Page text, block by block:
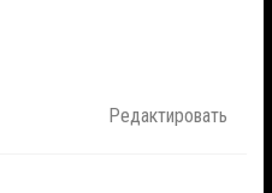
Редактировать